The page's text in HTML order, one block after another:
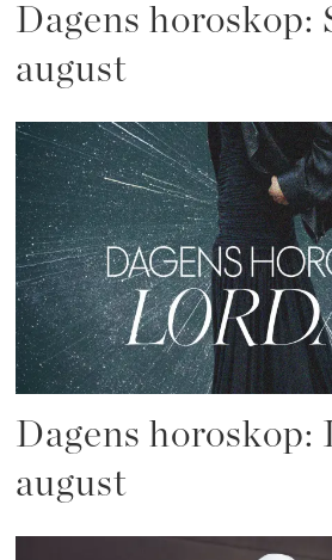
Dagens horoskop:
august
Dagens horoskop:
august